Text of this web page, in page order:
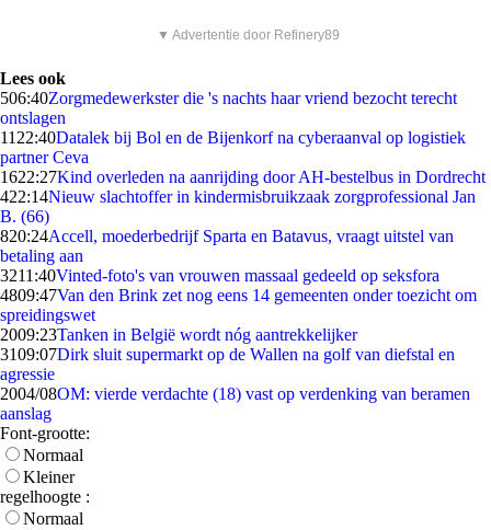
▼ Advertentie door Refinery89
Lees ook
506:40Zorgmedewerkster die 's nachts haar vriend bezocht terecht
ontslagen
11 22:40Datalek bij Bol en de Bijenkorf na cyberaanval op logistiek
partner Ceva
1622:27Kind overleden na aanrijding door AH-bestelbus in Dordrecht
422:14Nieuw slachtoffer in kindermisbruikzaak zorgprofessional Jan
B. (66)
820:24Accell, moederbedrijf Sparta en Batavus, vraagt uitstel van
betaling aan
3211:40Vinted-foto's van vrouwen massaal gedeeld op seksfora
4809:47Van den Brink zet nog eens 14 gemeenten onder toezicht om
spreidingswet
2009:23Tanken in België wordt nóg aantrekkelijker
3109:07Dirk sluit supermarkt op de Wallen na golf van diefstal en
agressie
2004/08OM: vierde verdachte (18) vast op verdenking van beramen
aanslag
Font-grootte:
Normaal
Kleiner
regelhoogte :
Normaal